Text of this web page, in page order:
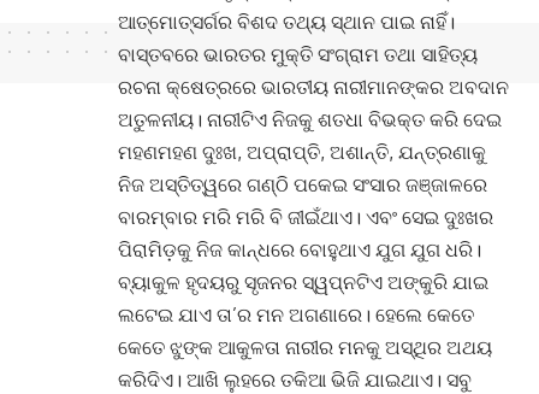
ଆତ୍ମୋତ୍ସର୍ଗର ବିଶଦ ତଥ୍ୟ ସ୍ଥାନ ପାଇ ନାହିଁ।
ବାସ୍ତବରେ ଭାରତର ମୁକ୍ତି ସଂଗ୍ରାମ ତଥା ସାହିତ୍ୟ
ରଚନା କ୍ଷେତ୍ରରେ ଭାରତୀୟ ନାରୀମାନଙ୍କର ଅବଦାନ
ଅତୁଳନୀୟ। ନାରୀଟିଏ ନିଜକୁ ଶତଧା ବିଭକ୍ତ କରି ଦେଇ
ମହଣମହଣ ଦୁଃଖ, ଅପ୍ରାପ୍ତି, ଅଶାନ୍ତି, ଯନ୍ତ୍ରଣାକୁ
ନିଜ ଅସ୍ତିତ୍ୱରେ ଗଣ୍ଠି ପକେଇ ସଂସାର ଜଞ୍ଜାଳରେ
ବାରମ୍ବାର ମରି ମରି ବି ଜୀଇଁଥାଏ। ଏବଂ ସେଇ ଦୁଃଖର
ପିରାମିଡ଼କୁ ନିଜ କାନ୍ଧରେ ବୋହୁଥାଏ ଯୁଗ ଯୁଗ ଧରି।
ବ୍ୟାକୁଳ ହୃଦୟରୁ ସୃଜନର ସ୍ୱପ୍ନଟିଏ ଅଙ୍କୁରି ଯାଇ
ଲଟେଇ ଯାଏ ତା’ର ମନ ଅଗଣାରେ। ହେଲେ କେତେ
କେତେ ଝୁଙ୍କ ଆକୁଳତା ନାରୀର ମନକୁ ଅସ୍ଥିର ଅଥୟ
କରିଦିଏ। ଆଖି ଲୁହରେ ତକିଆ ଭିଜି ଯାଇଥାଏ। ସବୁ